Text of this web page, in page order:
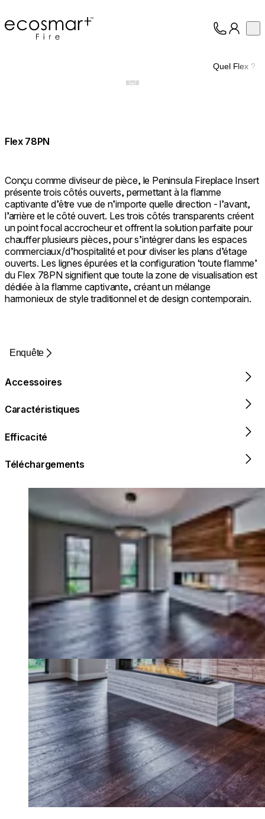
EcoSmart Fire
Quel Flex ?
Flex 78PN
Conçu comme diviseur de pièce, le Peninsula Fireplace Insert
présente trois côtés ouverts, permettant à la flamme
captivante d’être vue de n’importe quelle direction - l’avant,
l’arrière et le côté ouvert. Les trois côtés transparents créent
un point focal accrocheur et offrent la solution parfaite pour
chauffer plusieurs pièces, pour s’intégrer dans les espaces
commerciaux/d’hospitalité et pour diviser les plans d’étage
ouverts. Les lignes épurées et la configuration ‘toute flamme’
du Flex 78PN signifient que toute la zone de visualisation est
dédiée à la flamme captivante, créant un mélange
harmonieux de style traditionnel et de design contemporain.
Enquête
Accessoires
Caractéristiques
Efficacité
Téléchargements
Loading image...